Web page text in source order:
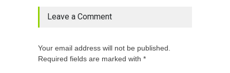
Leave a Comment
Your email address will not be published.
Required fields are marked with *